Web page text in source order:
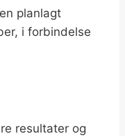
planlagt
i forbindelse
resultater og